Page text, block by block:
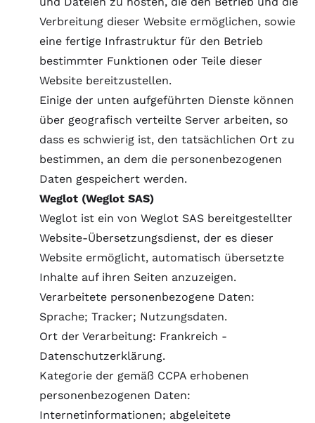
Verbreitung dieser Website ermöglichen, sowie
eine fertige Infrastruktur für den Betrieb
bestimmter Funktionen oder Teile dieser
Website bereitzustellen.
Einige der unten aufgeführten Dienste können
über geografisch verteilte Server arbeiten, so
dass es schwierig ist, den tatsächlichen Ort zu
bestimmen, an dem die personenbezogenen
Daten gespeichert werden.
Weglot (Weglot SAS)
Weglot ist ein von Weglot SAS bereitgestellter
Website-Übersetzungsdienst, der es dieser
Website ermöglicht, automatisch übersetzte
Inhalte auf ihren Seiten anzuzeigen.
Verarbeitete personenbezogene Daten:
Sprache; Tracker; Nutzungsdaten.
Ort der Verarbeitung: Frankreich -
Datenschutzerklärung.
Kategorie der gemäß CCPA erhobenen
personenbezogenen Daten:
Internetinformationen; abgeleitete